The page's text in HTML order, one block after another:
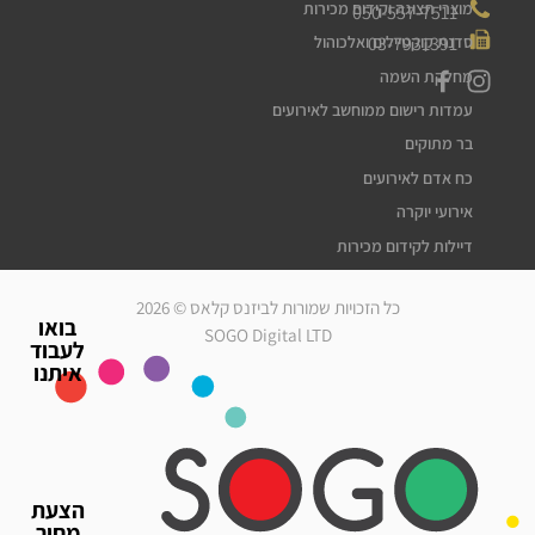
הצעת
בואו
לעבוד
איתנו
050-557-7511
03-7931391
מוצרי תצוגה וקידום מכירות
סדנת קוקטיילים ואלכוהול
מחלקת השמה
עמדות רישום ממוחשב לאירועים
בר מתוקים
כח אדם לאירועים
אירועי יוקרה
דיילות לקידום מכירות
מלצרים לאירועים
עוזרי הפקה
גיוס עובדים זמניים
כח אדם לאירועים
כל הזכויות שמורות לביזנס קלאס © 2026
SOGO Digital LTD